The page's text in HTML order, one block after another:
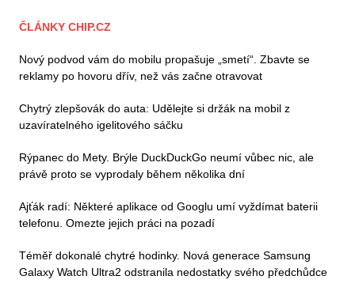
ČLÁNKY CHIP.CZ
Nový podvod vám do mobilu propašuje „smetí“. Zbavte se
reklamy po hovoru dřív, než vás začne otravovat
Chytrý zlepšovák do auta: Udělejte si držák na mobil z
uzavíratelného igelitového sáčku
Rýpanec do Mety. Brýle DuckDuckGo neumí vůbec nic, ale
právě proto se vyprodaly během několika dní
Ajťák radí: Některé aplikace od Googlu umí vyždímat baterii
telefonu. Omezte jejich práci na pozadí
Téměř dokonalé chytré hodinky. Nová generace Samsung
Galaxy Watch Ultra2 odstranila nedostatky svého předchůdce